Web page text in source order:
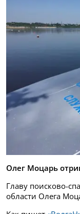
Олег Моцарь
Главу поисково-
области Олега